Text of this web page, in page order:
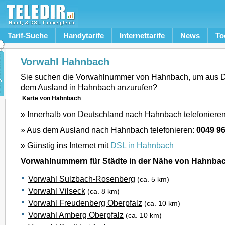
Tarif-Suche Handytarife Internettarife News
Vorwahl Hahnbach
Sie suchen die Vorwahlnummer von Hahnbach, um aus
dem Ausland in Hahnbach anzurufen?
Karte von Hahnbach
» Innerhalb von Deutschland nach Hahnbach
» Aus dem Ausland nach Hahnbach telefonieren: 0049
» Günstig ins Internet mit DSL in Hahnbach
Vorwahlnummern für Städte in der Nähe von
Vorwahl Sulzbach-Rosenberg (ca. 5 km)
Vorwahl Vilseck (ca. 8 km)
Vorwahl Freudenberg Oberpfalz (ca. 10 km)
Vorwahl Amberg Oberpfalz (ca. 10 km)